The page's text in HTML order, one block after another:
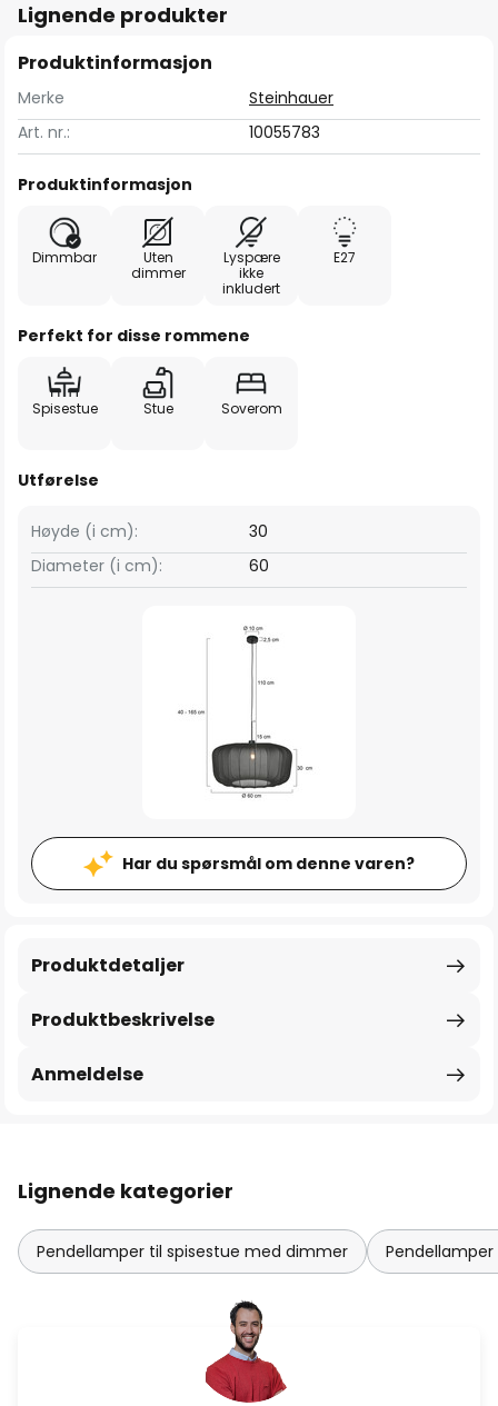
Lignende produkter
Produktinformasjon
Merke
Steinhauer
Art. nr.:
10055783
Produktinformasjon
Dimmbar
Uten
dimmer
Lyspære
ikke
inkludert
E27
Perfekt for disse rommene
Spisestue Stue Soverom
Utførelse
Høyde (i cm):
30
Diameter (i cm):
60
Har du spørsmål om denne varen?
Produktbeskrivelse
Produktdetaljer
Anmeldelse
Lignende kategorier
Pendellamper til spisestue med dimmer